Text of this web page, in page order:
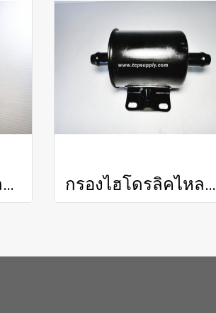
กรองไฮโดรลิคไหลกลับ / Reverse Hydraulic Filter กรองไฮโดรลิคไหลกลับ / Reverse Hydraulic Filter